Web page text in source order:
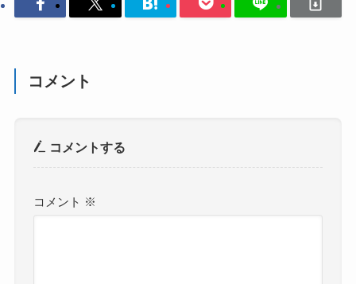
コメント
コメントする
コメント ※